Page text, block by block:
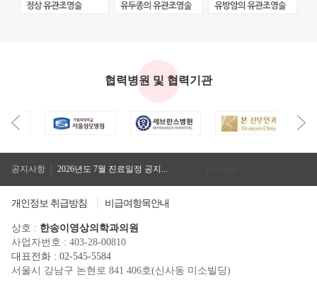
협력병원 및 협력기관
공지사항
2026년도 8월 진료일정 공지...
2026년도 7월 진료일정 공지...
2026년도 8월 진료일정 공지...
개인정보 취급방침 비급여항목안내
상호 : 한송이영상의학과의원
사업자번호 : 403-28-00810
대표전화 : 02-545-5584
서울시 강남구 논현로 841 406호(신사동 미소빌딩)